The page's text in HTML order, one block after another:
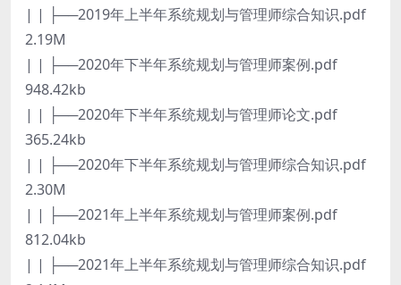
| | ├──2019年上半年系统规划与管理师综合知识.pdf
2.19M
| | ├──2020年下半年系统规划与管理师案例.pdf
948.42kb
| | ├──2020年下半年系统规划与管理师论文.pdf
365.24kb
| | ├──2020年下半年系统规划与管理师综合知识.pdf
2.30M
| | ├──2021年上半年系统规划与管理师案例.pdf
812.04kb
| | ├──2021年上半年系统规划与管理师综合知识.pdf